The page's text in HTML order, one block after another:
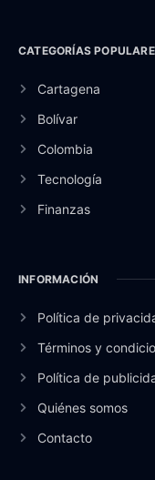
CATEGORÍAS
Cartagena
Bolívar
Colombia
Tecnología
Finanzas
INFORMACIÓN
Política de
Términos y
Política de
Quiénes somos
Contacto